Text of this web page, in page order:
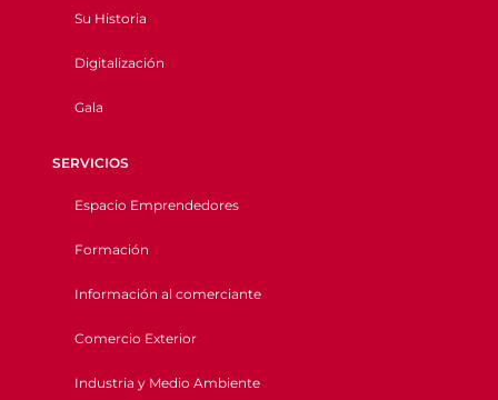
Su Historia
Digitalización
Gala
SERVICIOS
Espacio Emprendedores
Formación
Información al comerciante
Comercio Exterior
Industria y Medio Ambiente